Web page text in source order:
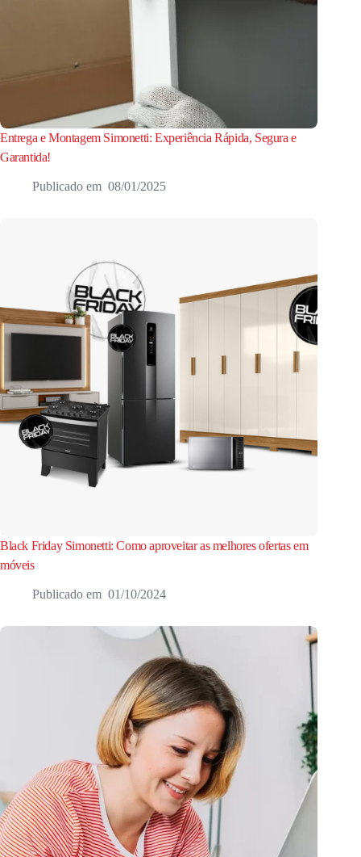
Entrega e Montagem Simonetti: Experiência Rápida, Segura e
Garantida!
08/01/2025
Black Friday Simonetti: Como aproveitar as melhores ofertas em
móveis
01/10/2024